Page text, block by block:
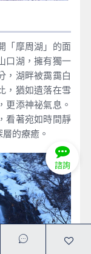
「摩周湖」的面
口湖，擁有獨一
，湖畔被靄靄白
，猶如遺落在雪
更添神祕氣息。
看著宛如時間靜
的療癒。
諮詢